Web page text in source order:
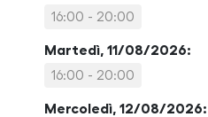
16:00 - 20:00
Martedì, 11/08/2026:
16:00 - 20:00
Mercoledì, 12/08/2026: